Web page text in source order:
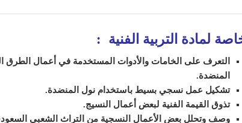
لمادة التربية الفنية :
التعرف على الخامات والأدوات المستخدمة في أعمال الطرق
المنضدة.
تشكيل عمل نسجي بسيط باستخدام نول المنضدة.
تذوق القيمة الفنية لبعض أعمال النسيج.
وصف وتحلل بعض الأعمال النسجية من التراث الشعبي